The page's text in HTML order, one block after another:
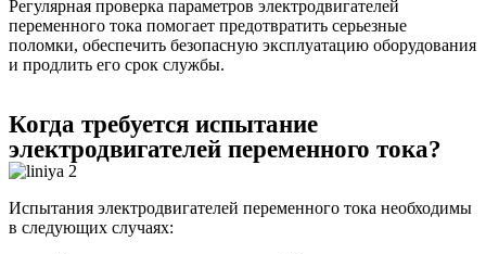
Регулярная проверка параметров электродвигателей
переменного тока помогает предотвратить серьезные
поломки, обеспечить безопасную эксплуатацию оборудования
и продлить его срок службы.
Когда требуется испытание
электродвигателей переменного тока?
Испытания электродвигателей переменного тока необходимы
в следующих случаях: